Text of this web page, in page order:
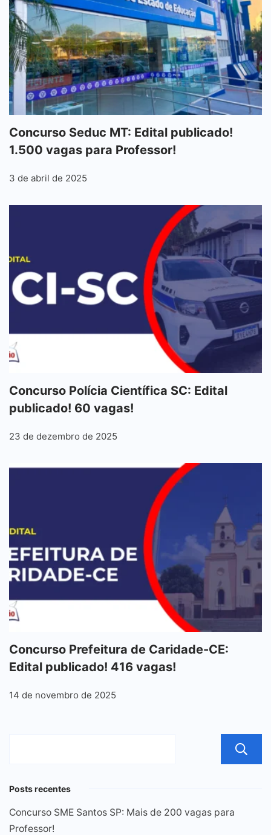
Concurso Seduc MT: Edital publicado!
1.500 vagas para Professor!
3 de abril de 2025
Concurso Polícia Científica SC: Edital
publicado! 60 vagas!
23 de dezembro de 2025
Concurso Prefeitura de Caridade-CE:
Edital publicado! 416 vagas!
14 de novembro de 2025
Posts recentes
Concurso SME Santos SP: Mais de 200 vagas para
Professor!